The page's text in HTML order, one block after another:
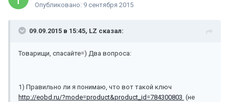
Опубликовано: 9 сентября 2015
09.09.2015 в 15:45, LZ сказал:
Товарищи, спасайте=) Два вопроса:
1) Правильно ли я понимаю, что вот такой ключ
http://eobd.ru/?mode=product&product_id=784300803 (не